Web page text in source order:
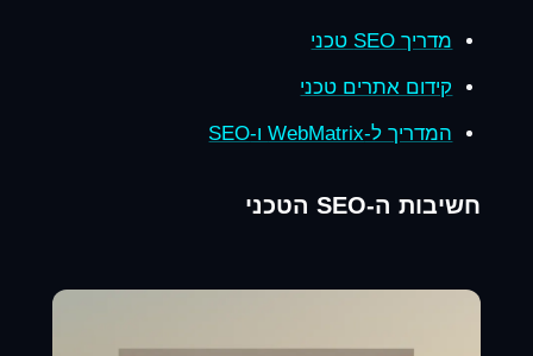
מדריך SEO טכני
קידום אתרים טכני
המדריך ל-WebMatrix ו-SEO
חשיבות ה-SEO הטכני